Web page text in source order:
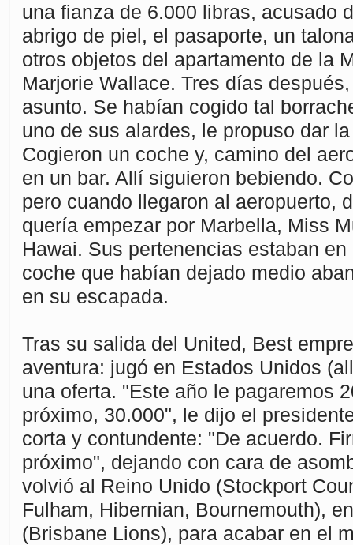
una fianza de 6.000 libras, acusado
abrigo de piel, el pasaporte, un
otros objetos del apartamento de la
Marjorie Wallace. Tres días
asunto. Se habían cogido tal
uno de sus alardes, le propuso dar
Cogieron un coche y, camino del
en un bar. Allí siguieron bebiendo.
pero cuando llegaron al aeropuerto,
quería empezar por Marbella, Miss
Hawai. Sus pertenencias estaban
coche que habían dejado medio
en su escapada.
Tras su salida del United, Best
aventura: jugó en Estados Unidos
una oferta. "Este año le pagaremos
próximo, 30.000", le dijo el
corta y contundente: "De acuerdo.
próximo", dejando con cara de
volvió al Reino Unido (Stockport
Fulham, Hibernian, Bournemouth),
(Brisbane Lions), para acabar en el